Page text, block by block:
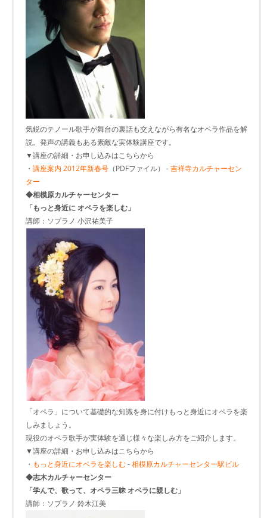
気鋭のテノール歌手が舞台の裏話も交えながら有名なオペラ作品を解
説。発声の講義もある素敵な実体験講座です。
▼講座の詳細・お申し込みはこちらから
・ 講座案内 2012年新春号 （PDFファイル） -吉祥寺カルチャーセン
ター
◆相模原カルチャーセンター
「もっと身近に オペラを楽しむ」
講師：ソプラノ 小沢祐美子
「オペラ」について基礎的な知識を身に付けもっと身近にオペラを楽
しみましょう。
現役のオペラ歌手が実体験を通じ様々な楽しみ方をご紹介します。
▼講座の詳細・お申し込みはこちらから
・ もっと身近にオペラを楽しむ-相模原カルチャーセンター駅ビル
◆志木カルチャーセンター
「学んで、歌って、オペラ三昧 オペラに親しむ」
講師：ソプラノ 鈴木江美